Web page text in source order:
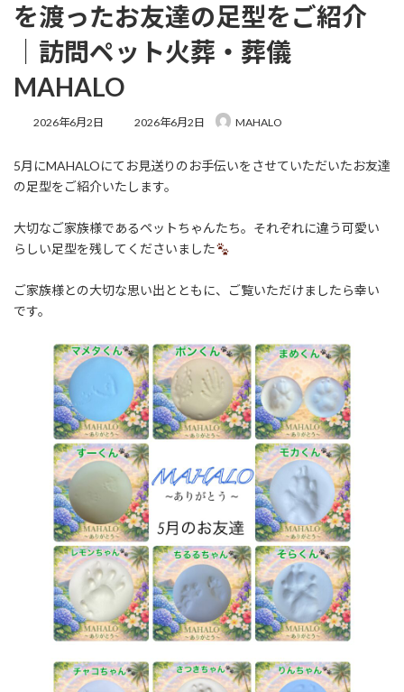
を渡ったお友達の足型をご紹介
｜訪問ペット火葬・葬儀
MAHALO
2026年6月2日
最
新
日
2026年6月2日 MAHALO
5月にMAHALOにてお見送りのお手伝いをさせていただいたお友達
の足型をご紹介いたします。
大切なご家族様であるペットちゃんたち。それぞれに違う可愛い
らしい足型を残してくださいました
ご家族様との大切な思い出とともに、ご覧いただけましたら幸い
です。